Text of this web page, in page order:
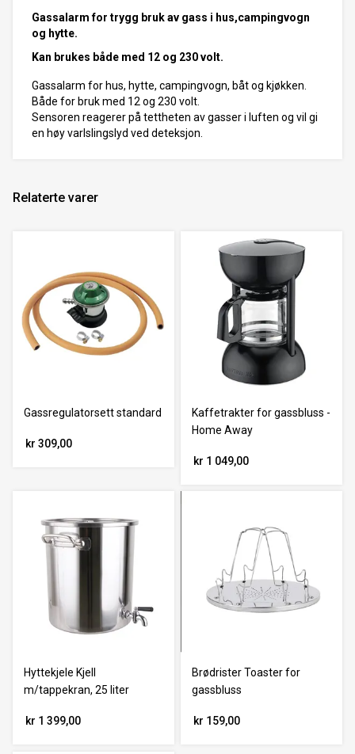
Gassalarm for trygg bruk av gass i hus,campingvogn
og hytte.
Kan brukes både med 12 og 230 volt.
Gassalarm for hus, hytte, campingvogn, båt og kjøkken.
Både for bruk med 12 og 230 volt.
Sensoren reagerer på tettheten av gasser i luften og vil gi
en høy varlslingslyd ved deteksjon.
Relaterte varer
Gassregulatorsett standard
kr 309,00
Kaffetrakter for gassbluss -
Home Away
kr 1 049,00
Hyttekjele Kjell
m/tappekran, 25 liter
kr 1 399,00
Brødrister Toaster for
gassbluss
kr 159,00